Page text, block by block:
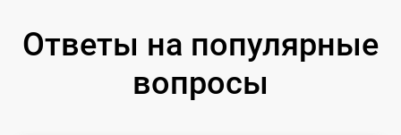
Ответы на популярные
вопросы